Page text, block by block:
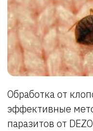
Обработка от
эффективные
паразитов от